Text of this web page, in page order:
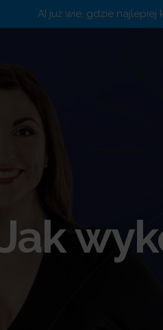
AI już wie, gdzie najlepiej